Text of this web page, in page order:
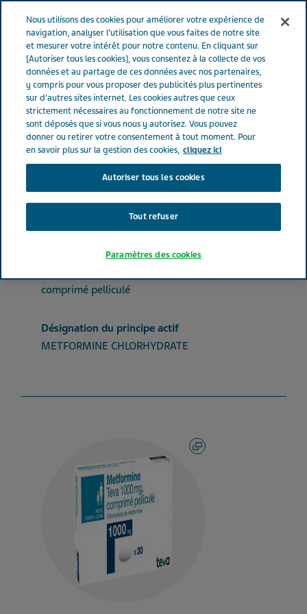
Menu
France Nos Produits
METFORMINE TEVA® 1000 mg (bte de
30)
METFORMINE TEVA® 1000
mg (bte de 30)
METFORMINE CHLORHYDRATE
comprimé pelliculé
Désignation du principe actif
METFORMINE CHLORHYDRATE
Nous utilisons des cookies pour améliorer votre expérience de
navigation, analyser l’utilisation que vous faites de notre site
et mesurer votre intérêt pour notre contenu. En cliquant sur
[Autoriser tous les cookies], vous consentez à la collecte de vos
données et au partage de ces données avec nos partenaires,
y compris pour vous proposer des publicités plus pertinentes
sur d'autres sites internet. Les cookies autres que ceux
strictement nécessaires au fonctionnement de notre site ne
sont déposés que si vous nous y autorisez. Vous pouvez
donner ou retirer votre consentement à tout moment. Pour
en savoir plus sur la gestion des cookies, cliquez ici
Autoriser tous les cookies
Tout refuser
Paramètres des cookies